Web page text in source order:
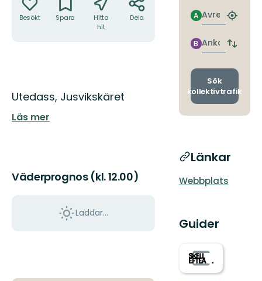
Besökt Spara
Hitta
hit
Dela
Beskrivning
Utedass, Jusvikskäret
Läs mer
Väderprognos (kl. 12.00)
Laddar...
Avresa
A
Hitta
Ankomst
B
Byt
och
Sök
kollektivtrafik
Länkar
Webbplats
Guider